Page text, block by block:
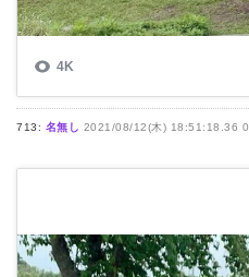
713: 名無し 2021/08/12(木) 18:51:18.36 0